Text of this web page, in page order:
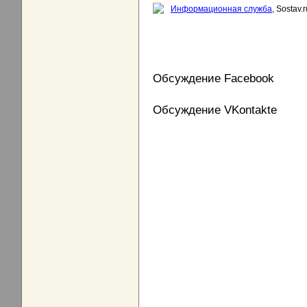
Информационная служба,
Обсуждение Facebook
Обсуждение VKontakte